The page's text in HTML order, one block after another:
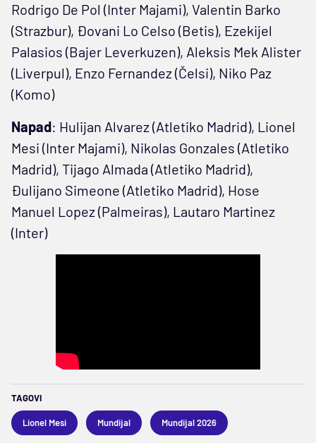
Rodrigo De Pol (Inter Majami), Valentin Barko
(Strazbur), Đovani Lo Celso (Betis), Ezekijel
Palasios (Bajer Leverkuzen), Aleksis Mek Alister
(Liverpul), Enzo Fernandez (Čelsi), Niko Paz
(Komo)
Napad: Hulijan Alvarez (Atletiko Madrid), Lionel
Mesi (Inter Majami), Nikolas Gonzales (Atletiko
Madrid), Tijago Almada (Atletiko Madrid),
Đulijano Simeone (Atletiko Madrid), Hose
Manuel Lopez (Palmeiras), Lautaro Martinez
(Inter)
TAGOVI
Lionel Mesi Mundijal Mundijal 2026